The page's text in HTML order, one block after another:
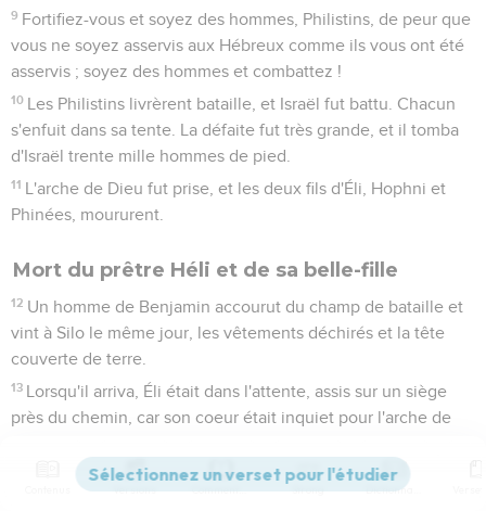
9 Fortifiez-vous et soyez des hommes, Philistins, de peur que
vous ne soyez asservis aux Hébreux comme ils vous ont été
asservis ; soyez des hommes et combattez !
10 Les Philistins livrèrent bataille, et Israël fut battu. Chacun
s'enfuit dans sa tente. La défaite fut très grande, et il tomba
d'Israël trente mille hommes de pied.
11 L'arche de Dieu fut prise, et les deux fils d'Éli, Hophni et
Phinées, moururent.
Mort du prêtre Héli et de sa belle-fille
12 Un homme de Benjamin accourut du champ de bataille et
vint à Silo le même jour, les vêtements déchirés et la tête
couverte de terre.
13 Lorsqu'il arriva, Éli était dans l'attente, assis sur un siège
près du chemin, car son coeur était inquiet pour l'arche de
nouvelle, et toute la ville poussa des cris.
Versions Commentaires Strong